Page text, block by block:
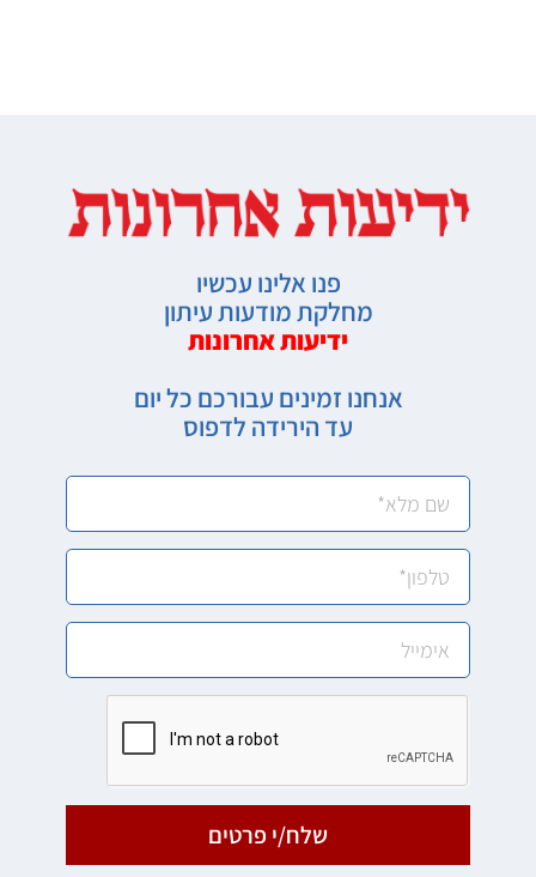
פנו אלינו עכשיו
מחלקת מודעות עיתון
ידיעות אחרונות
אנחנו זמינים עבורכם כל יום
עד הירידה לדפוס
שלח/י פרטים